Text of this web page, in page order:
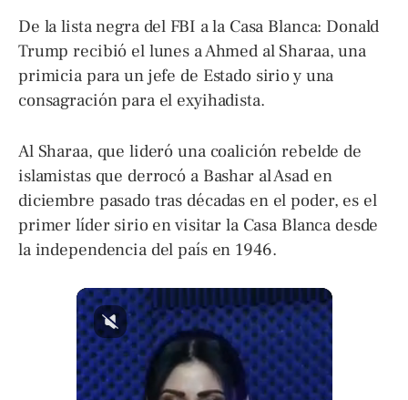
De la lista negra del FBI a la Casa Blanca: Donald
Trump recibió el lunes a Ahmed al Sharaa, una
primicia para un jefe de Estado sirio y una
consagración para el exyihadista.
Al Sharaa, que lideró una coalición rebelde de
islamistas que derrocó a Bashar al Asad en
diciembre pasado tras décadas en el poder, es el
primer líder sirio en visitar la Casa Blanca desde
la independencia del país en 1946.